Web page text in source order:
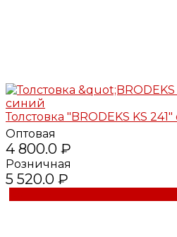
Толстовка "BRODEKS KS
Оптовая
4 800.0 ₽
Розничная
5 520.0 ₽